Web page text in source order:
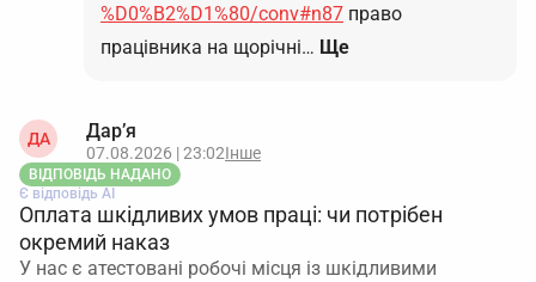
%D0%B2%D1%80/conv#n87 право
працівника на щорічні… Ще
ДА Дар’я
07.08.2026 | 23:02Інше
ВІДПОВІДЬ НАДАНО
Є відповідь АІ
Оплата шкідливих умов праці: чи потрібен
окремий наказ
У нас є атестовані робочі місця із шкідливими